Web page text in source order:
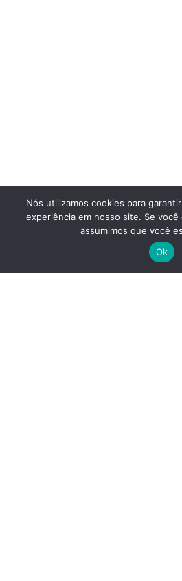
Nós utilizamos cookies para
experiência em nosso site. Se
assumimos que você
Ok